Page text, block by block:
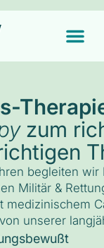
zum
begleiten wir
Militär &
medizinischem
unserer